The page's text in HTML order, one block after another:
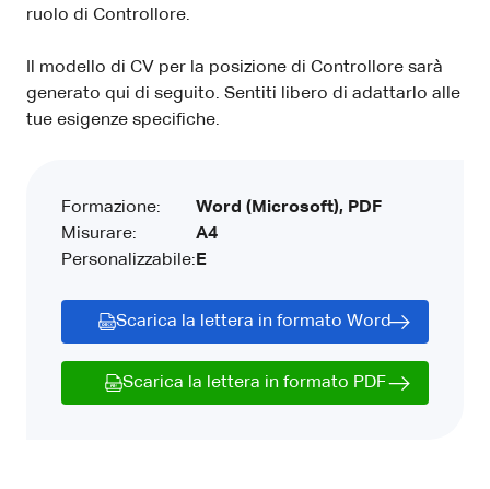
ruolo di Controllore.
Il modello di CV per la posizione di Controllore sarà
generato qui di seguito. Sentiti libero di adattarlo alle
tue esigenze specifiche.
Formazione:
Misurare:
Personalizzabile:
Word (Microsoft), PDF
A4
E
Scarica la lettera in formato Word
Scarica la lettera in formato PDF